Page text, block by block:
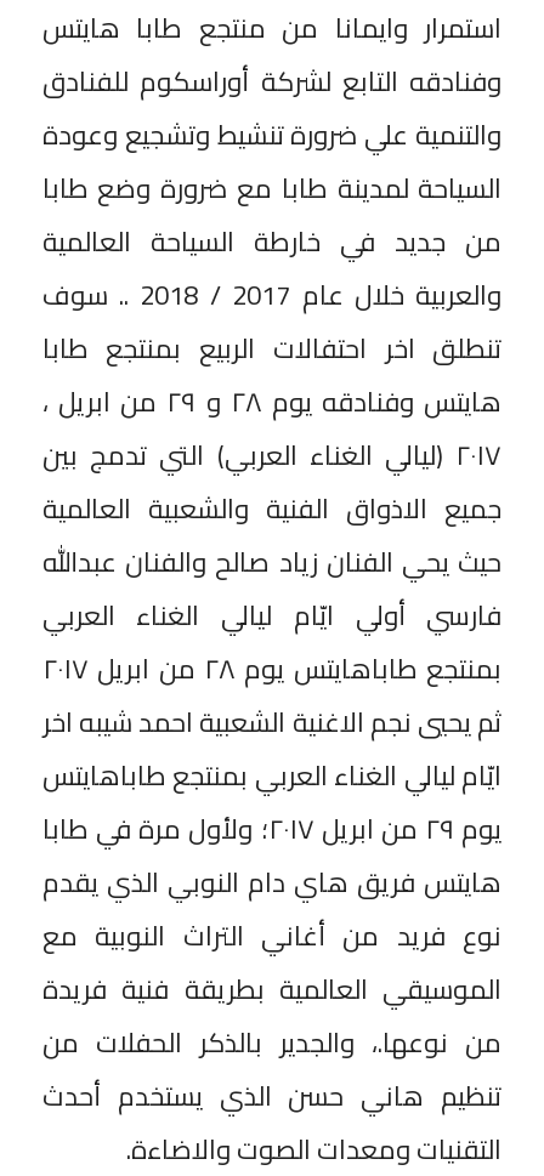
استمرار وايمانا من منتجع طابا هايتس
وفنادقه التابع لشركة أوراسكوم للفنادق
والتنمية علي ضرورة تنشيط وتشجيع وعودة
السياحة لمدينة طابا مع ضرورة وضع طابا
من جديد في خارطة السياحة العالمية
والعربية خلال عام 2017 / 2018 .. سوف
تنطلق اخر احتفالات الربيع بمنتجع طابا
هايتس وفنادقه يوم ٢٨ و ٢٩ من ابريل ،
٢٠١٧ (ليالي الغناء العربي) التي تدمج بين
جميع الاذواق الفنية والشعبية العالمية
حيث يحي الفنان زياد صالح والفنان عبدالله
فارسي أولي ايّام ليالي الغناء العربي
بمنتجع طاباهايتس يوم ٢٨ من ابريل ٢٠١٧
ثم يحيي نجم الاغنية الشعبية احمد شيبه اخر
ايّام ليالي الغناء العربي بمنتجع طاباهايتس
يوم ٢٩ من ابريل ٢٠١٧؛ ولأول مرة في طابا
هايتس فريق هاي دام النوبي الذي يقدم
نوع فريد من أغاني التراث النوبية مع
الموسيقي العالمية بطريقة فنية فريدة
من نوعها.، والجدير بالذكر الحفلات من
تنظيم هاني حسن الذي يستخدم أحدث
التقنيات ومعدات الصوت والاضاءة.